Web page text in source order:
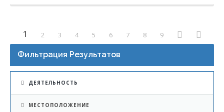
1 2 3 4 5 6 7 8 9
Фильтрация Результатов
ДЕЯТЕЛЬНОСТЬ
МЕСТОПОЛОЖЕНИЕ